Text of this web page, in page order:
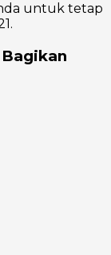
untuk tetap